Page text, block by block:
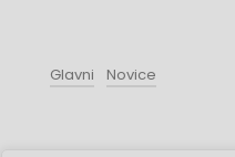
Glavni Novice